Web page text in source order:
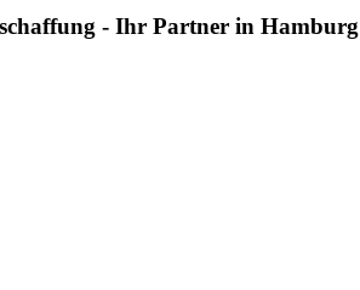
- Ihr Partner in Hamburg